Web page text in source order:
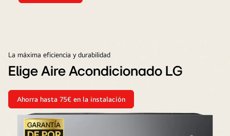
La máxima eficiencia y durabilidad
Elige Aire Acondicionado LG
Elige
Aire
Acondicionado
Ahorra hasta 75€ en la instalación